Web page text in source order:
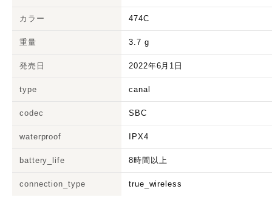
カラー 474C
重量 3.7 g
発売日 2022年6月1日
type canal
codec SBC
waterproof IPX4
battery_life 8時間以上
connection_type true_wireless